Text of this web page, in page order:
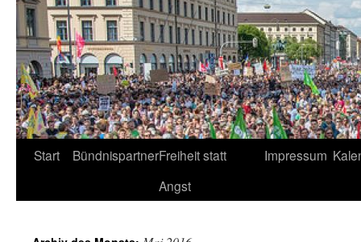
Start BündnispartnerFreiheit statt
Angst
Impressum